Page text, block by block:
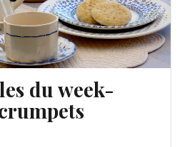
du week-